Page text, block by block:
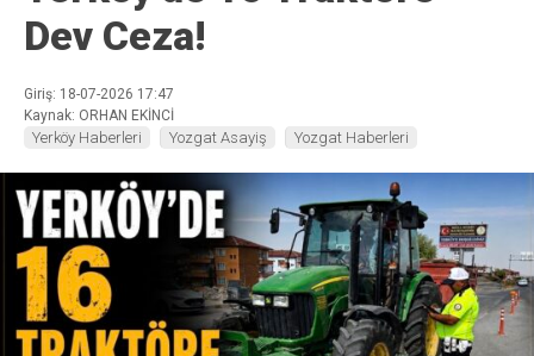
Dev Ceza!
Giriş: 18-07-2026 17:47
Kaynak: ORHAN EKİNCİ
Yerköy Haberleri Yozgat Asayiş Yozgat Haberleri